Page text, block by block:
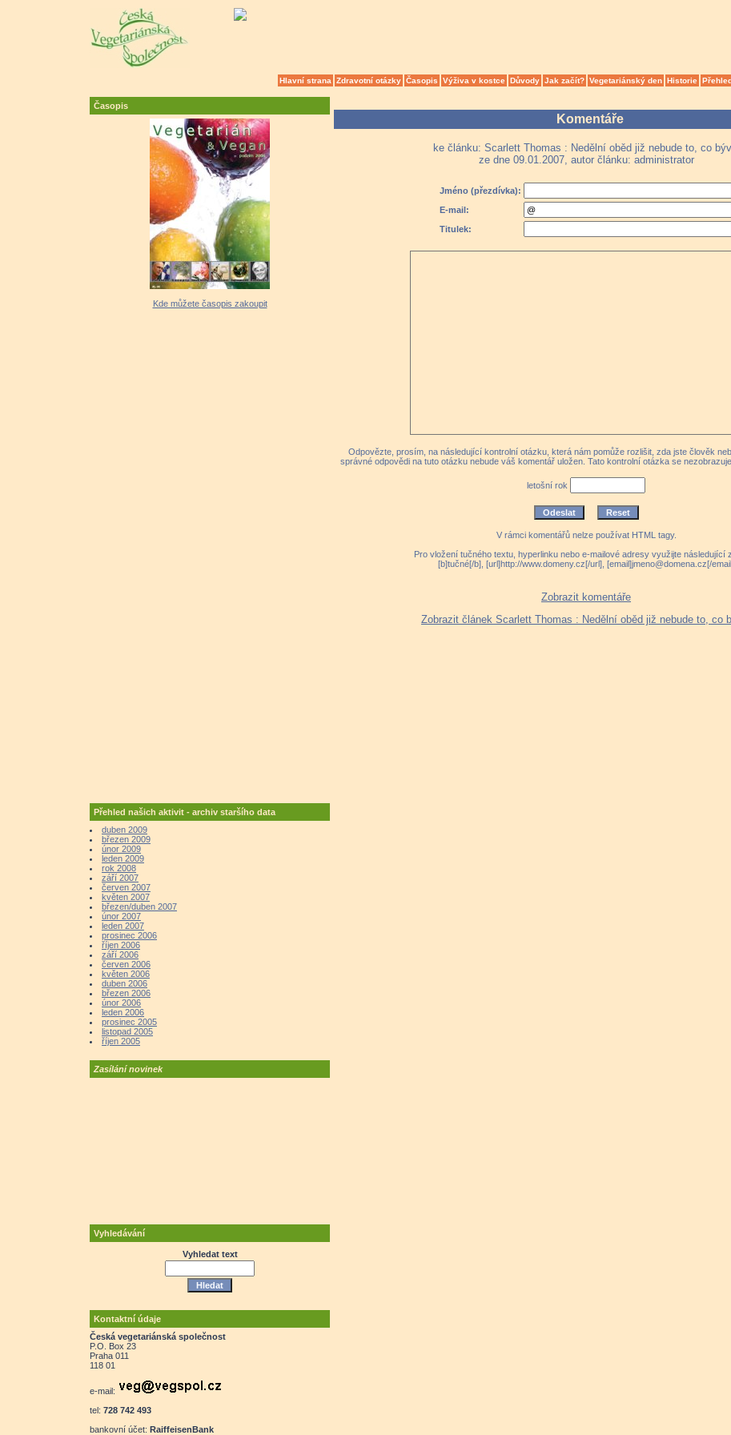
Hlavní strana Zdravotní otázky Časopis Výživa v kostce Důvody Jak začít? Vegetariánský den Historie
Časopis
Kde můžete časopis zakoupit
Přehled našich aktivit - archiv staršího data
duben 2009
březen 2009
únor 2009
leden 2009
rok 2008
září 2007
červen 2007
květen 2007
březen/duben 2007
únor 2007
leden 2007
prosinec 2006
říjen 2006
září 2006
červen 2006
květen 2006
duben 2006
březen 2006
únor 2006
leden 2006
prosinec 2005
listopad 2005
říjen 2005
Zasílání novinek
Vyhledávání
Vyhledat text
Kontaktní údaje
Česká vegetariánská společnost
P.O. Box 23
Praha 011
118 01
e-mail:
tel: 728 742 493
bankovní účet: RaiffeisenBank
Komentáře
ke článku: Scarlett Thomas : Nedělní oběd již nebude to, co
ze dne 09.01.2007, autor článku: administrator
Jméno (přezdívka):
E-mail:
Titulek:
Odpovězte, prosím, na následující kontrolní otázku, která nám pomůže rozlišit, zda jste člověk
správné odpovědi na tuto otázku nebude váš komentář uložen. Tato kontrolní otázka se
letošní rok
V rámci komentářů nelze používat HTML tagy.
Pro vložení tučného textu, hyperlinku nebo e-mailové adresy využijte následující
[b]tučné[/b], [url]http://www.domeny.cz[/url], [email]jmeno@domena.cz[/
Zobrazit komentáře
Zobrazit článek Scarlett Thomas : Nedělní oběd již nebude to, co